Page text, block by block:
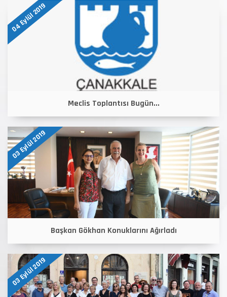
04 Eylül 2019
Meclis Toplantısı Bugün...
03 Eylül 2019
Başkan Gökhan Konuklarını Ağırladı
03 Eylül 2019